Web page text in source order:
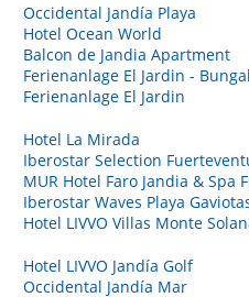
Occidental Jandía Playa
Hotel Ocean World
Balcon de Jandia Apartment
Ferienanlage El Jardin -
Ferienanlage El Jardin
Hotel La Mirada
Iberostar Selection
MUR Hotel Faro Jandia & Spa
Iberostar Waves Playa
Hotel LIVVO Villas Monte
Hotel LIVVO Jandía Golf
Occidental Jandía Mar